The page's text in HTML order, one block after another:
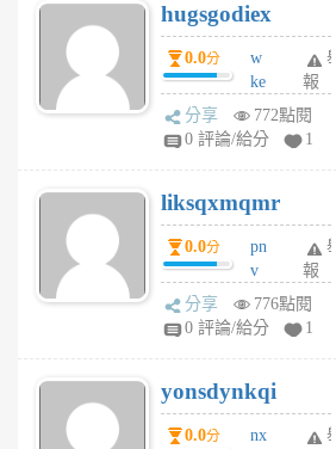
6
個
月
前
hugsgodiex
0.0分
w
ke
rv
pj
6
個
月
前
舉
報
分享
772點閱
0 評論/給分
1
liksqxmqmr
0.0分
pn
v
wt
sv
6
個
月
舉
報
分享
776點閱
0 評論/給分
1
yonsdynkqi
0.0分
nx
舉